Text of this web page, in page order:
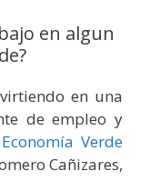
en algun
en una
de empleo y
Verde
Cañizares,